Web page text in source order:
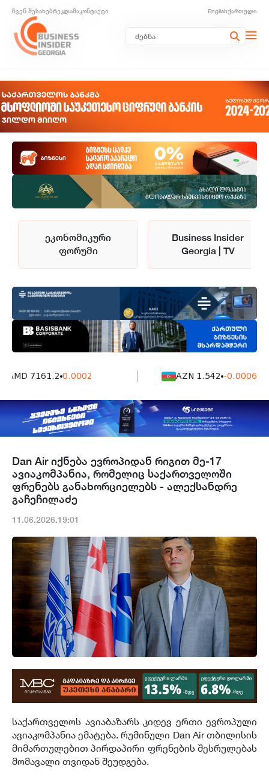
ჩვენ შესახებრეკლამაკონტაქტი Englishქართული
ეკონომიკური
ფორუმი
Business Insider
Georgia | TV
AMD 7161.2 0.0002 AZN 1.542 -0.0006
Dan Air იქნება ევროპიდან რიგით მე-17
ავიაკომპანია, რომელიც საქართველოში
ფრენებს განახორციელებს - ალექსანდრე
გაჩეჩილაძე
11.06.2026.19:01
საქართველოს ავიაბაზარს კიდევ ერთი ევროპული
ავიაკომპანია ემატება. რუმინული Dan Air თბილისის
მიმართულებით პირდაპირი ფრენების შესრულებას
მომავალი თვიდან შეუდგება.